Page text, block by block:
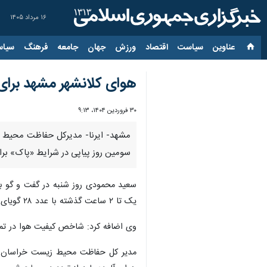
۱۶ مرداد ۱۴۰۵
عناوین‌ سیاست اقتصاد ورزش جهان جامعه فرهنگ
هوای کلانشهر مشهد
۳۰ فروردین ۱۴۰۴، ۹:۱۳